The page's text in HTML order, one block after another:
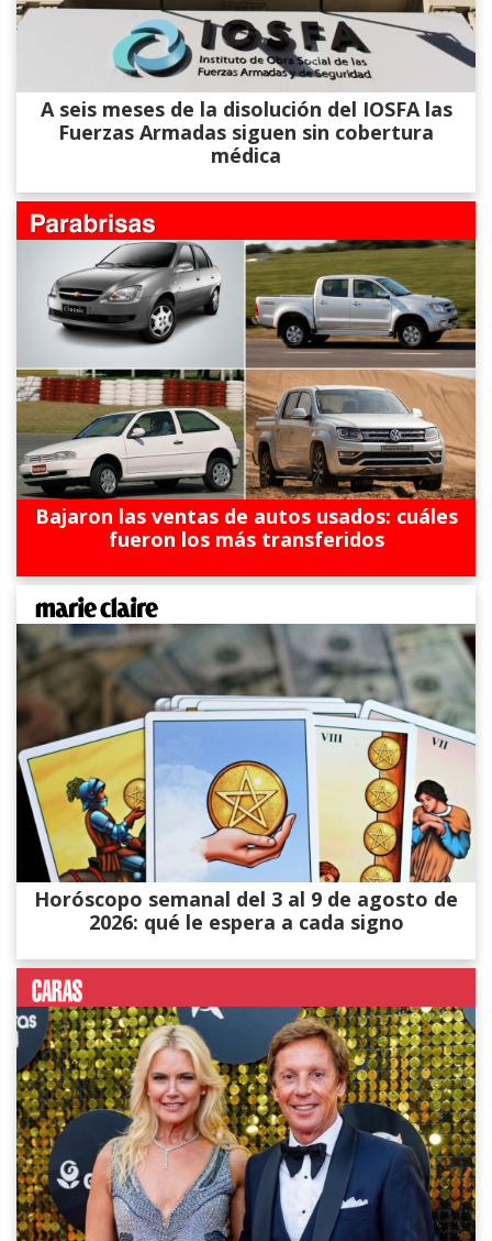
A seis meses de la disolución del IOSFA las
Fuerzas Armadas siguen sin cobertura
médica
Bajaron las ventas de autos usados: cuáles
fueron los más transferidos
Horóscopo semanal del 3 al 9 de agosto de
2026: qué le espera a cada signo